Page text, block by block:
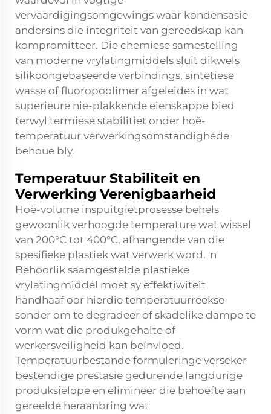
vervaardigingsomgewings waar kondensasie
andersins die integriteit van gereedskap kan
kompromitteer. Die chemiese samestelling
van moderne vrylatingmiddels sluit dikwels
silikoongebaseerde verbindings, sintetiese
wasse of fluoropoolimer afgeleides in wat
superieure nie-plakkende eienskappe bied
terwyl termiese stabilitiet onder hoë-
temperatuur verwerkingsomstandighede
behoue bly.
Temperatuur Stabiliteit en
Verwerking Verenigbaarheid
Hoë-volume inspuitgietprosesse behels
gewoonlik verhoogde temperature wat wissel
van 200°C tot 400°C, afhangende van die
spesifieke plastiek wat verwerk word. 'n
Behoorlik saamgestelde plastieke
vrylatingmiddel moet sy effektiwiteit
handhaaf oor hierdie temperatuurreekse
sonder om te degradeer of skadelike dampe te
vorm wat die produkgehalte of
werkersveiligheid kan beïnvloed.
Temperatuurbestande formuleringe verseker
bestendige prestasie gedurende langdurige
produksielope en elimineer die behoefte aan
gereelde heraanbring wat